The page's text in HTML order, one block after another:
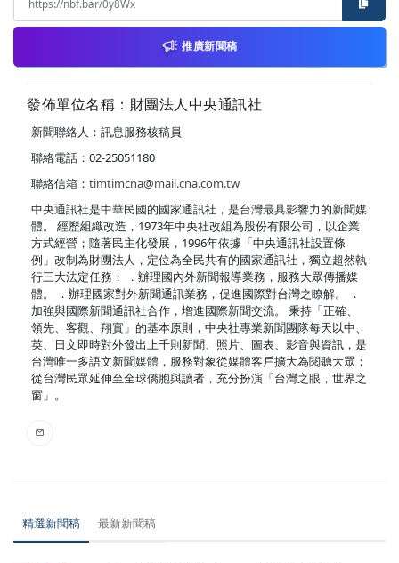
推廣新聞稿
發佈單位名稱：財團法人中央通訊社
新聞聯絡人：訊息服務核稿員
聯絡電話：02-25051180
聯絡信箱： timtimcna@mail.cna.com.tw
中央通訊社是中華民國的國家通訊社，是台灣最具影響力的新聞媒
體。 經歷組織改造，1973年中央社改組為股份有限公司，以企業
方式經營；隨著民主化發展，1996年依據「中央通訊社設置條
例」改制為財團法人，定位為全民共有的國家通訊社，獨立超然執
行三大法定任務： ．辦理國內外新聞報導業務，服務大眾傳播媒
體。 ．辦理國家對外新聞通訊業務，促進國際對台灣之瞭解。 ．
加強與國際新聞通訊社合作，增進國際新聞交流。 秉持「正確、
領先、客觀、翔實」的基本原則，中央社專業新聞團隊每天以中、
英、日文即時對外發出上千則新聞、照片、圖表、影音與資訊，是
台灣唯一多語文新聞媒體，服務對象從媒體客戶擴大為閱聽大眾；
從台灣民眾延伸至全球僑胞與讀者，充分扮演「台灣之眼，世界之
窗」。
精選新聞稿 最新新聞稿